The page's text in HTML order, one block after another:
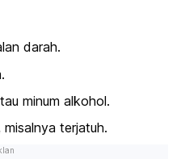
darah.
minum alkohol.
terjatuh.